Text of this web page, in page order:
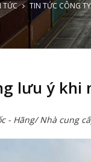
TỨC TIN TỨC CÔNG TY
lưu ý khi
- Hãng/ Nhà cung